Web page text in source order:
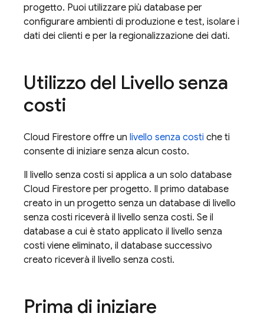
progetto. Puoi utilizzare più database per
configurare ambienti di produzione e test, isolare i
dati dei clienti e per la regionalizzazione dei dati.
Utilizzo del Livello senza
costi
Cloud Firestore offre un livello senza costi che ti
consente di iniziare senza alcun costo.
Il livello senza costi si applica a un solo database
Cloud Firestore per progetto. Il primo database
creato in un progetto senza un database di livello
senza costi riceverà il livello senza costi. Se il
database a cui è stato applicato il livello senza
costi viene eliminato, il database successivo
creato riceverà il livello senza costi.
Prima di iniziare